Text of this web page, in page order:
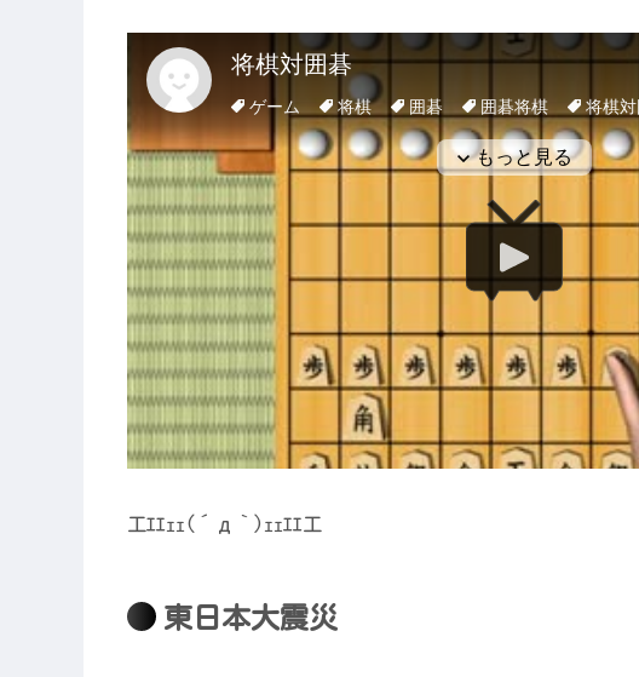
工ｴｴｪｪ(´д｀)ｪｪｴｴ工
東日本大震災